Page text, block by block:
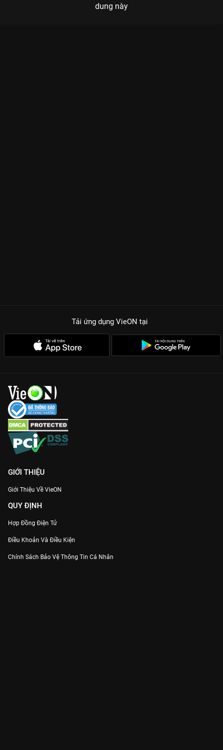
dung này
Tải ứng dụng VieON tại
GIỚI THIỆU
Giới Thiệu Về VieON
QUY ĐỊNH
Hợp Đồng Điện Tử
Điều Khoản Và Điều Kiện
Chính Sách Bảo Vệ Thông Tin Cá Nhân